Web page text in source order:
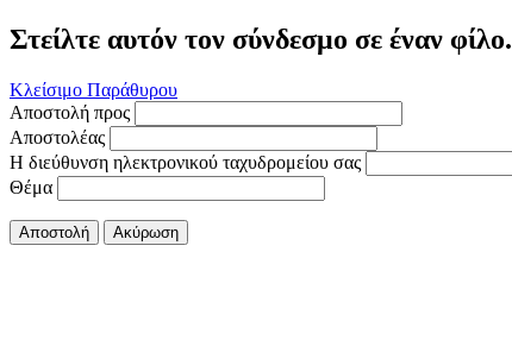
Στείλτε αυτόν τον σύνδεσμο σε έναν φίλο.
Κλείσιμο Παράθυρου
Αποστολή προς
Αποστολέας
Η διεύθυνση ηλεκτρονικού ταχυδρομείου σας
Θέμα
Αποστολή Ακύρωση